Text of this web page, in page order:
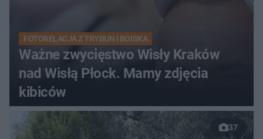
FOTORELACJA Z TRYBUN I BOISKA
Ważne zwycięstwo Wisły Kraków
nad Wisłą Płock. Mamy zdjęcia
kibiców
37